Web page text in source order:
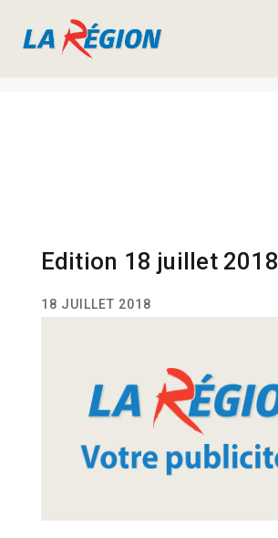
Edition 18 juillet 2018
18 JUILLET 2018